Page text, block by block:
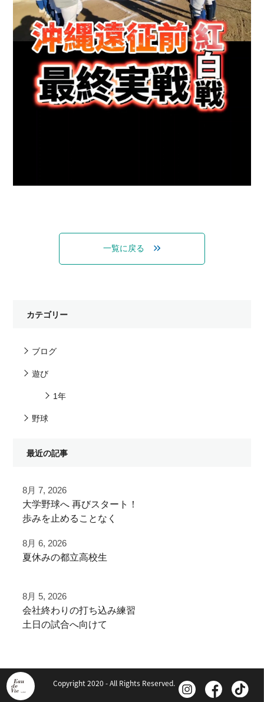
一覧に戻る
カテゴリー
ブログ
遊び
1年
野球
最近の記事
8月 7, 2026
⁡大学野球へ⁡ 再びスタート！⁡
⁡⁡歩みを止めることなく⁡
⁡頑張って
⁡#甲子園 #甲子園の夏 高校野球の夏
少年野球の父 少年野球の母 野球父 野球母
アーチスト ホームラン ホームランバッター
⁡野球好きな人と繋がりたい
8月 6, 2026
夏休みの都立高校生
早速秋に向けた自主練
ご利用ありがとうございました
秋大会頑張れ！
8月 5, 2026
⁡会社終わりの打ち込み⁡練習⁡
⁡土日の試合へ向けて⁡
⁡またお待ちしております！
Copyright 2020 - All Rights Reserved.